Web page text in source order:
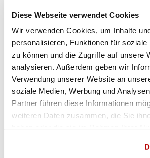
Diese Webseite verwendet Cookies
Wir verwenden Cookies, um Inhalte
personalisieren, Funktionen für soziale
zu können und die Zugriffe auf unsere
analysieren. Außerdem geben wir
Verwendung unserer Website an
soziale Medien, Werbung und
Partner führen diese Informationen
weiteren Daten zusammen, die Sie
Altmeisterin Silvia Guignard erzielte
592 Zählern das beste Resultat im
Dreistellungswettkampf der Frauen
ausserdem für einen neuen
alte lag bei 591. Für die 49-Jährige
zweite Medaille an diesem Turnier.
happy. Es war von Anfang an ein
ausgezahlt hat», sagte die
erneut Edelmetall und wurde Dritte